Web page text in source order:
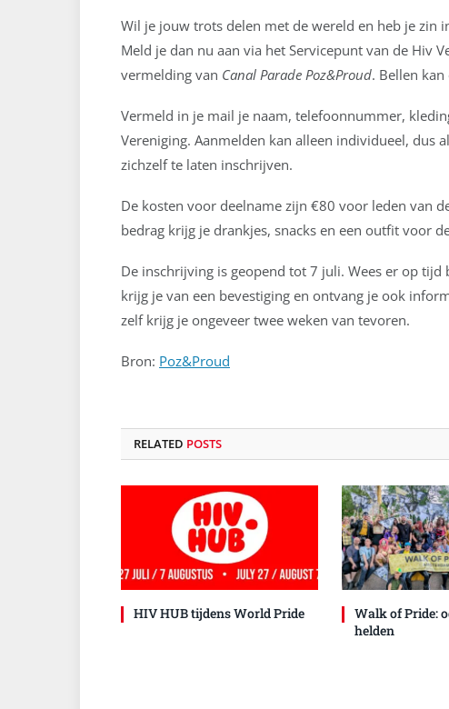
Wil je jouw trots delen met de wereld en heb je zin
Meld je dan nu aan via het Servicepunt van de Hiv
vermelding van Canal Parade Poz&Proud. Bellen
Vermeld in je mail je naam, telefoonnummer,
Vereniging. Aanmelden kan alleen individueel, dus
zichzelf te laten inschrijven.
De kosten voor deelname zijn €80 voor leden van
bedrag krijg je drankjes, snacks en een outfit voor
De inschrijving is geopend tot 7 juli. Wees er op
krijg je van een bevestiging en ontvang je ook
zelf krijg je ongeveer twee weken van tevoren.
Bron: Poz&Proud
RELATED POSTS
HIV HUB tijdens World Pride
Walk of Pride:
helden